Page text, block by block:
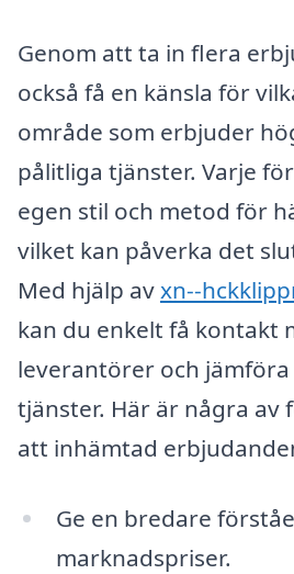
Genom att ta in flera
också få en känsla för
område som erbjuder
pålitliga tjänster. Varje
egen stil och metod för
vilket kan påverka det
Med hjälp avxn--
kan du enkelt få kontakt
leverantörer och
tjänster. Här är några av
att inhämtad
Ge en bredare
marknadspriser.